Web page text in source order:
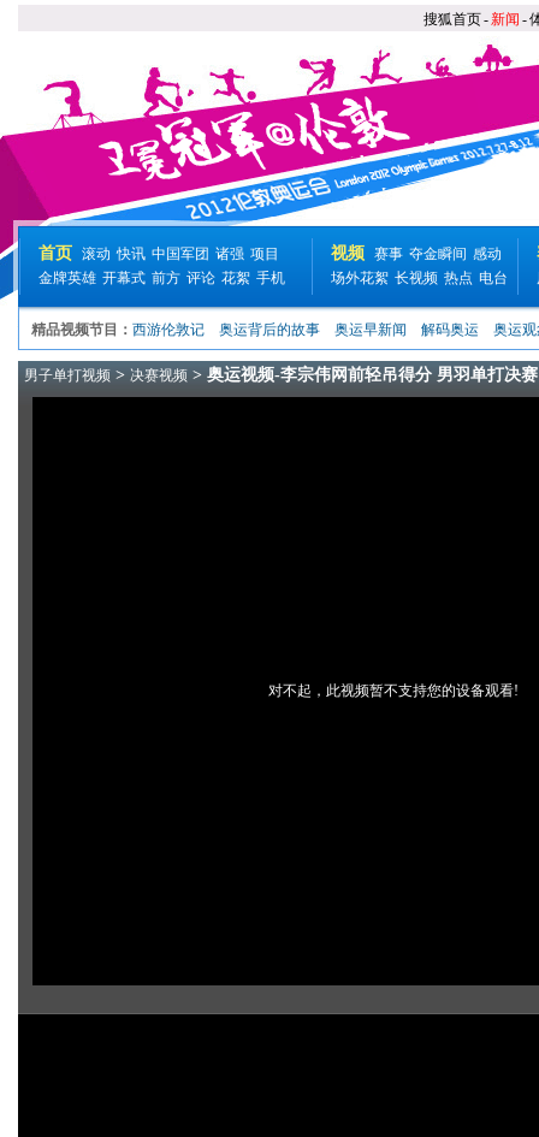
搜狐首页-新闻 -
首页 滚动 快讯 中国军团 诸强 项目
金牌英雄 开幕式 前方 评论 花絮 手机
视频 赛事 夺金瞬间 感动
场外花絮 长视频 热点 电台
精品视频节目： 西游伦敦记 奥运背后的故事 奥运早新闻 解码奥运 奥运
男子单打视频 > 决赛视频 > 奥运视频-李宗伟网前轻吊得分 男羽单打决赛
对不起，此视频暂不支持您的设备观看!